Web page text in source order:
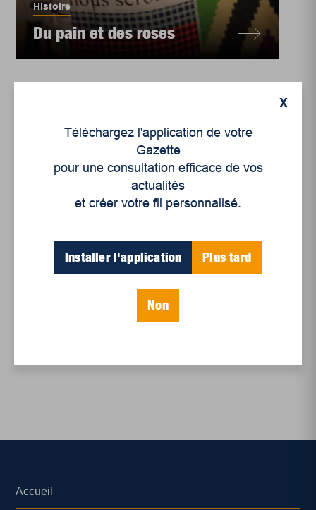
Histoire
Du pain et des roses
Revendications 2020
X
Téléchargez l'application de votre
Gazette
pour une consultation efficace de vos
actualités
et créer votre fil personnalisé.
Installer l'application Plus tard
Non
Accueil